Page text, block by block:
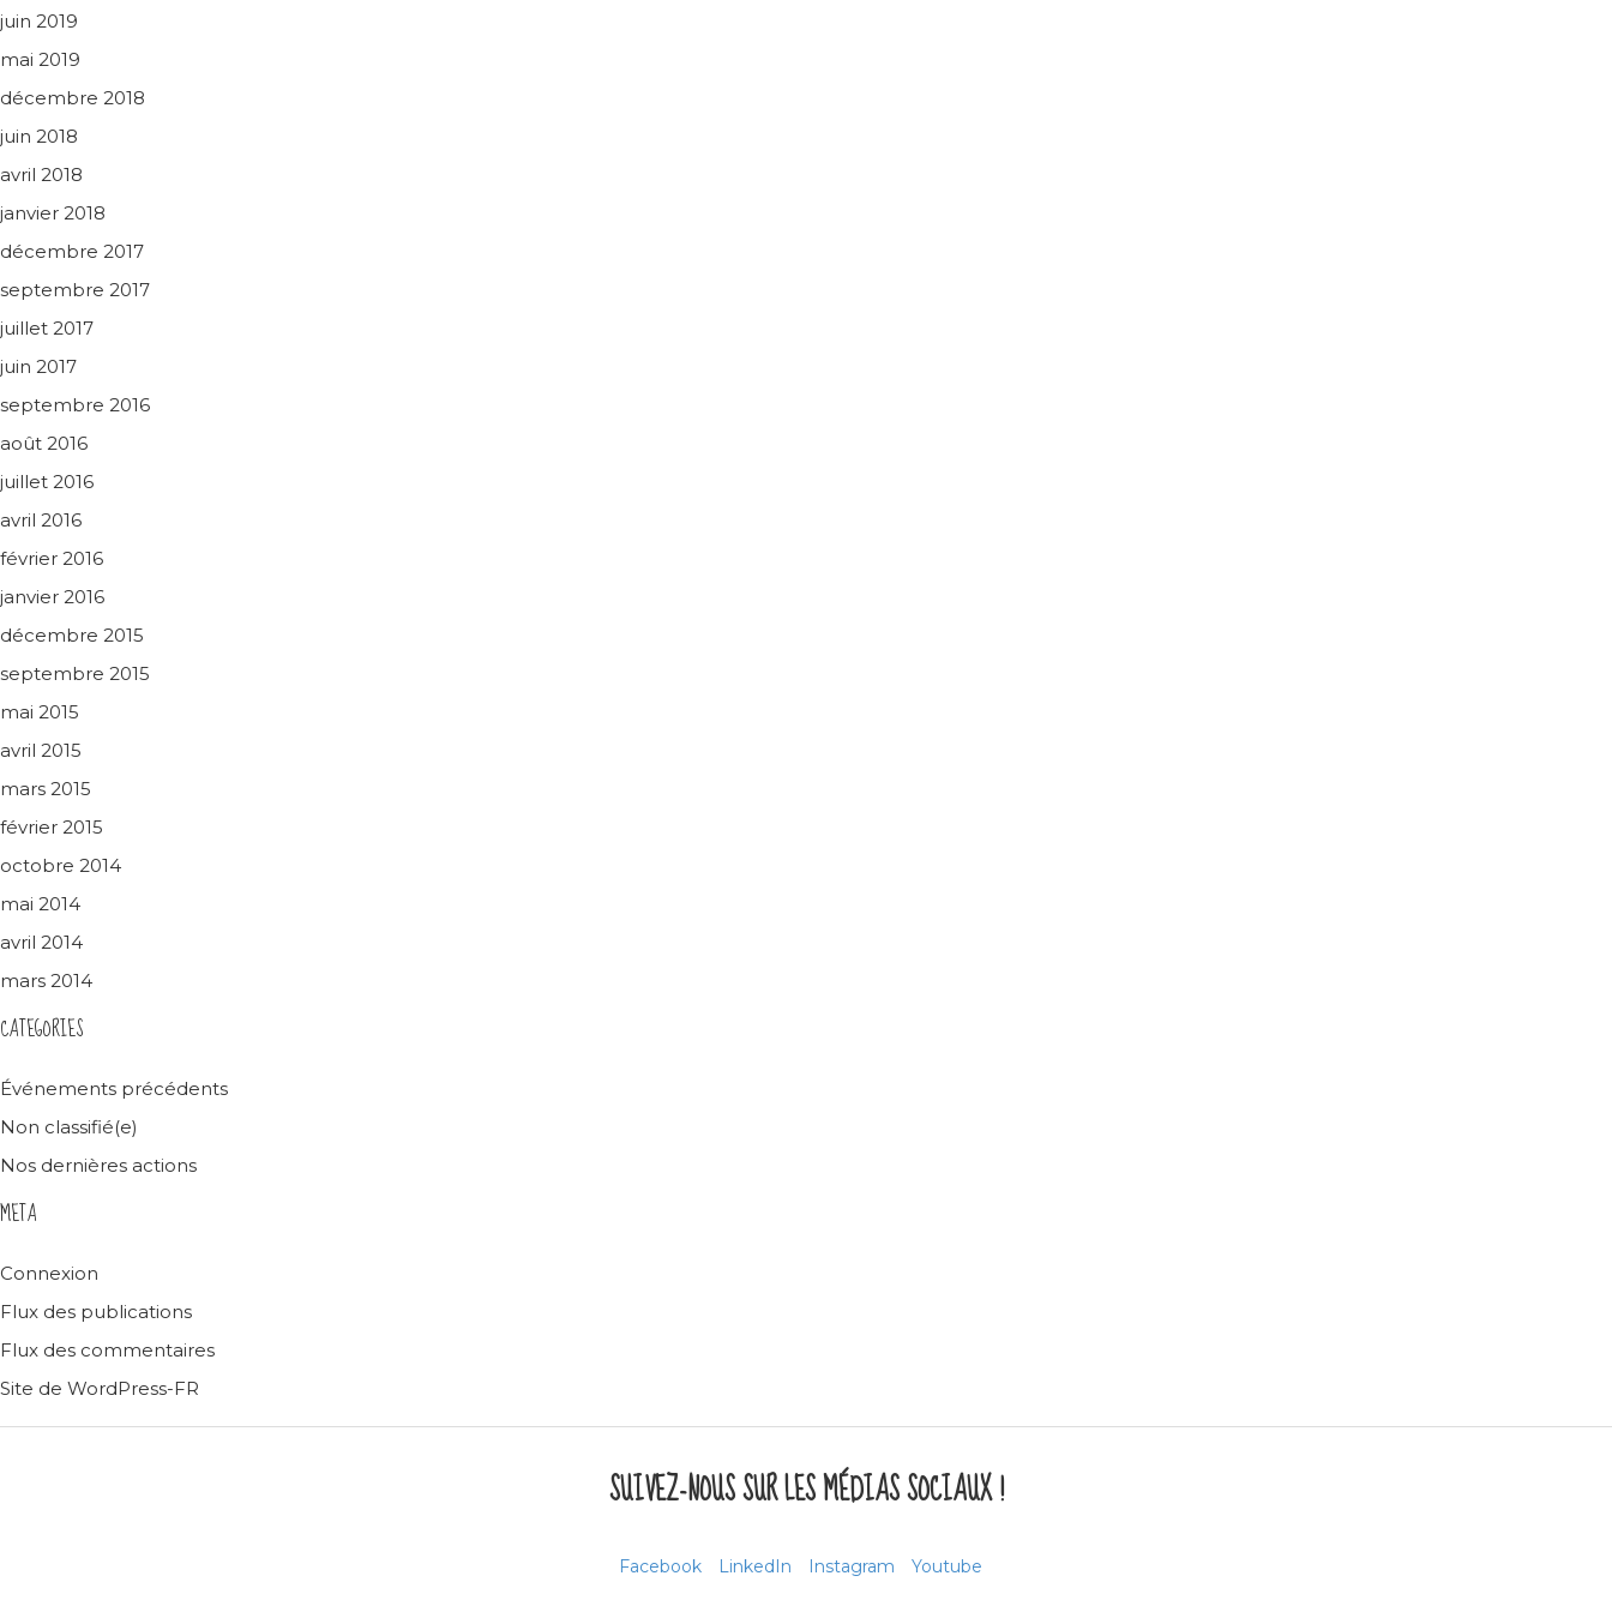
juin 2019
mai 2019
décembre 2018
juin 2018
avril 2018
janvier 2018
décembre 2017
septembre 2017
juillet 2017
juin 2017
septembre 2016
août 2016
juillet 2016
avril 2016
février 2016
janvier 2016
décembre 2015
septembre 2015
mai 2015
avril 2015
mars 2015
février 2015
octobre 2014
mai 2014
avril 2014
mars 2014
CATEGORIES
Événements précédents
Non classifié(e)
Nos dernières actions
META
Connexion
Flux des publications
Flux des commentaires
Site de WordPress-FR
SUIVEZ-NOUS SUR LES MÉDIAS SOCIAUX !
Facebook LinkedIn Instagram Youtube